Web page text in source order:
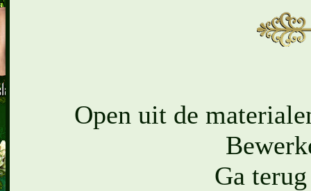
Open uit de
Ga